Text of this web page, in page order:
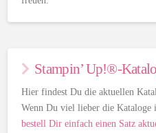
Stampin’ Up!®-
Hier findest Du die aktuellen
Wenn Du viel lieber die Kataloge
bestell Dir einfach einen Satz